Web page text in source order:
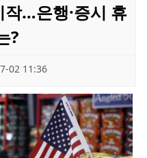
…은행·증시 휴
?
02 11:36